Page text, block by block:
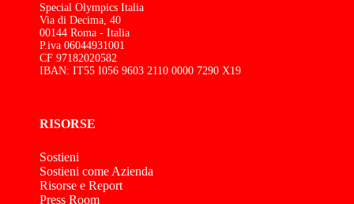
Special Olympics Italia
Via di Decima, 40
00144 Roma - Italia
P.iva 06044931001
CF 97182020582
IBAN: IT55 I056 9603 2110 0000 7290 X19
RISORSE
Sostieni
Sostieni come Azienda
Risorse e Report
Press Room